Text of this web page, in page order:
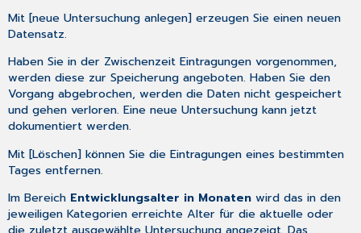
Mit [neue Untersuchung anlegen] erzeugen Sie einen neuen
Datensatz.
Haben Sie in der Zwischenzeit Eintragungen vorgenommen,
werden diese zur Speicherung angeboten. Haben Sie den
Vorgang abgebrochen, werden die Daten nicht gespeichert
und gehen verloren. Eine neue Untersuchung kann jetzt
dokumentiert werden.
Mit [Löschen] können Sie die Eintragungen eines bestimmten
Tages entfernen.
Im Bereich Entwicklungsalter in Monaten wird das in den
jeweiligen Kategorien erreichte Alter für die aktuelle oder